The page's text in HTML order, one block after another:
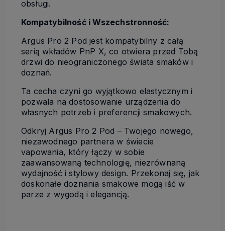
obsługi.
Kompatybilność i Wszechstronność:
Argus Pro 2 Pod jest kompatybilny z całą
serią wkładów PnP X, co otwiera przed Tobą
drzwi do nieograniczonego świata smaków i
doznań.
Ta cecha czyni go wyjątkowo elastycznym i
pozwala na dostosowanie urządzenia do
własnych potrzeb i preferencji smakowych.
Odkryj Argus Pro 2 Pod – Twojego nowego,
niezawodnego partnera w świecie
vapowania, który łączy w sobie
zaawansowaną technologię, niezrównaną
wydajność i stylowy design. Przekonaj się, jak
doskonałe doznania smakowe mogą iść w
parze z wygodą i elegancją.